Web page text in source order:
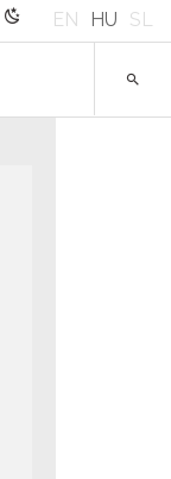
EN HU SL